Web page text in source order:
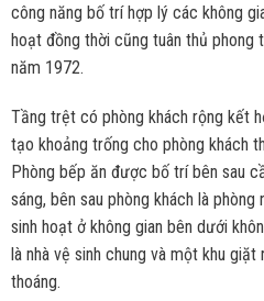
công năng bố trí hợp lý các không
hoạt đồng thời cũng tuân thủ phong
năm 1972.
Tầng trệt có phòng khách rộng kết
tạo khoảng trống cho phòng khách
Phòng bếp ăn được bố trí bên sau
sáng, bên sau phòng khách là
sinh hoạt ở không gian bên dưới
là nhà vệ sinh chung và một khu
thoáng.